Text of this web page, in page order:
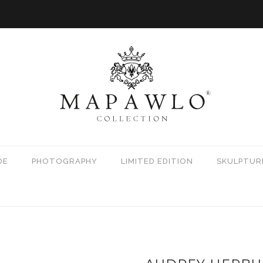
PHOTOGRAPHY LIMITED EDITION